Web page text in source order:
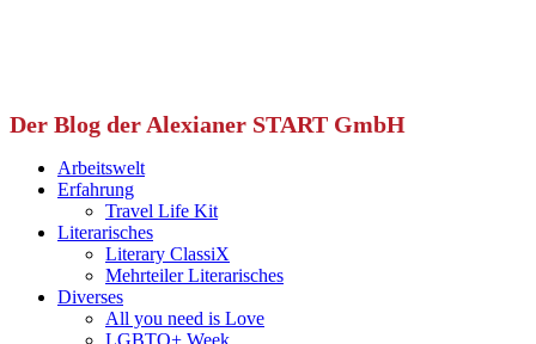
Der Blog der Alexianer START GmbH
Arbeitswelt
Erfahrung
Travel Life Kit
Literarisches
Literary ClassiX
Mehrteiler Literarisches
Diverses
All you need is Love